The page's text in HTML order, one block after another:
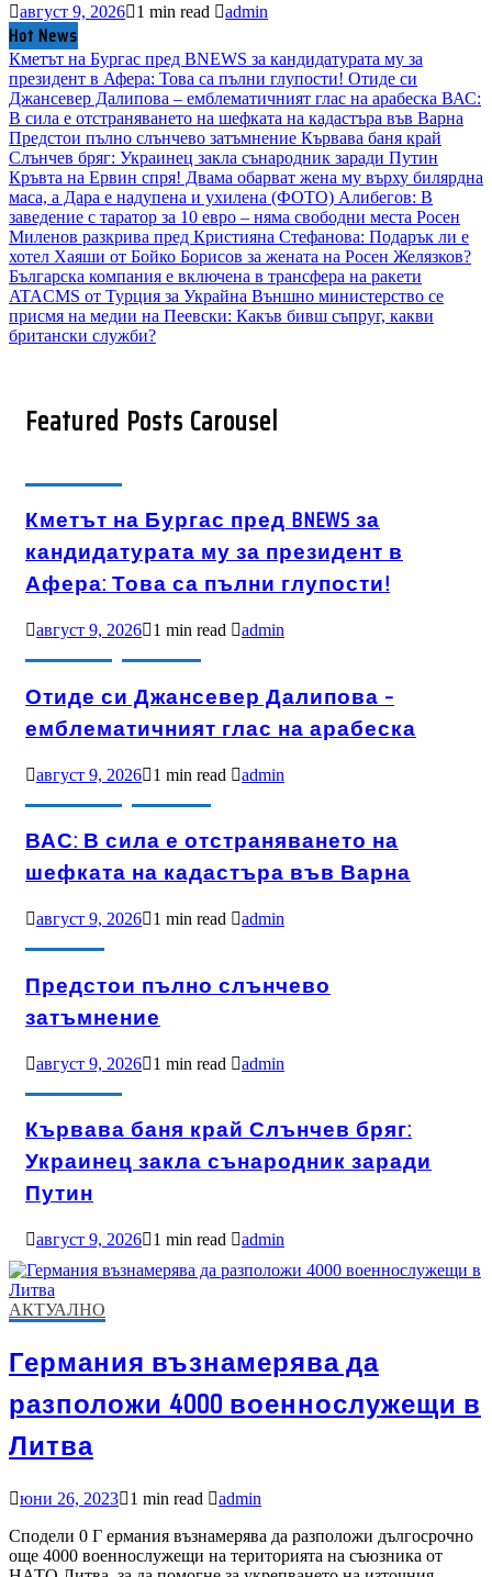
август 9, 2026 1 min read admin
Hot News
Кметът на Бургас пред BNEWS за кандидатурата му за
президент в Афера: Това са пълни глупости! Отиде си
Джансевер Далипова – емблематичният глас на арабеска ВАС:
В сила е отстраняването на шефката на кадастъра във Варна
Предстои пълно слънчево затъмнение Кървава баня край
Слънчев бряг: Украинец закла сънародник заради Путин
Кръвта на Ервин спря! Двама обарват жена му върху билярдна
маса, а Дара е надупена и ухилена (ФОТО) Алибегов: В
заведение с таратор за 10 евро – няма свободни места Росен
Миленов разкрива пред Кристияна Стефанова: Подарък ли е
хотел Хаяши от Бойко Борисов за жената на Росен Желязков?
Българска компания е включена в трансфера на ракети
ATACMS от Турция за Украйна Външно министерство се
присмя на медии на Пеевски: Какъв бивш съпруг, какви
британски служби?
Featured Posts Carousel
Кметът на Бургас пред BNEWS за
кандидатурата му за президент в
Афера: Това са пълни глупости!
август 9, 2026 1 min read
admin
Отиде си Джансевер Далипова –
емблематичният глас на арабеска
август 9, 2026 1 min read
admin
ВАС: В сила е отстраняването на
шефката на кадастъра във Варна
август 9, 2026 1 min read
admin
Предстои пълно слънчево
затъмнение
август 9, 2026 1 min read
admin
Кървава баня край Слънчев бряг:
Украинец закла сънародник заради
Путин
август 9, 2026 1 min read admin
АКТУАЛНО
Германия възнамерява да
разположи 4000 военнослужещи в
Литва
юни 26, 2023 1 min read
admin
Сподели 0 Г ермания възнамерява да разположи дългосрочно
още 4000 военнослужещи на територията на съюзника от